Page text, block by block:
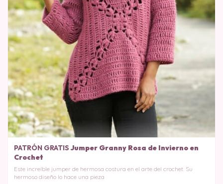
PATRÓN GRATISJumper Granny Rosa de Invierno en
Crochet
Este increíble jumper de hermosa costura en el arte del crochet. Su
hermoso diseño lo hace una pieza